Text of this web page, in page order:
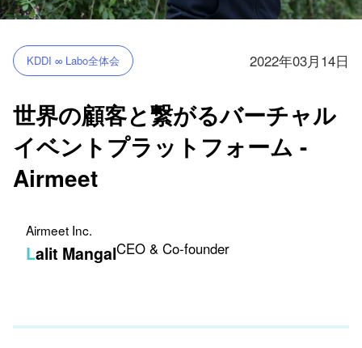
KDDI ∞ Labo全体会 2022年03月14日
世界の顧客と繋がるバーチャル
イベントプラットフォーム -
Airmeet
Airmeet Inc.
Lalit MangalCEO & Co-founder